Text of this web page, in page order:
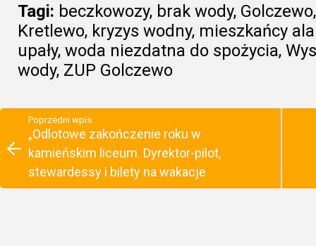
Tagi: beczkowozy, brak wody, Golczewo
Kretlewo, kryzys wodny, mieszkańcy
upały, woda niezdatna do spożycia,
wody, ZUP Golczewo
Poprzedni wpis
„Odlotowe zakończenie roku w
kamieńskim liceum. Dyrektor-pilot,
stewardessy i bilety na wakacje